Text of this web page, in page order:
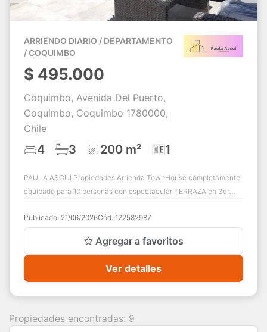
ARRIENDO DIARIO / DEPARTAMENTO
/ COQUIMBO
$ 495.000
Coquimbo, Avenida Del Puerto,
Coquimbo, Coquimbo 1780000,
Chile
4 3 200 m² 1
PAULA ASCUI Propiedades Arrienda TownHouse completamente
equipado para 10 personas con espectacular TERRAZA en 3er
Publicado: 21/06/2026Cód: 122582987
Agregar a favoritos
Ver detalles
Propiedades encontradas: 9